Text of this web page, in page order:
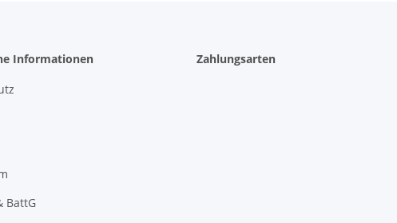
Informationen
BattG
Zahlungsarten